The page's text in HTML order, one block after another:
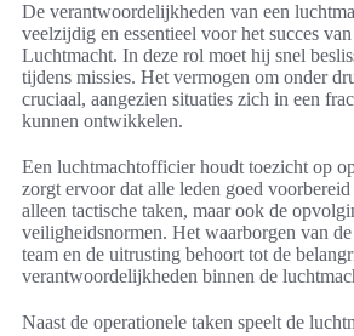
De verantwoordelijkheden van een
veelzijdig en essentieel voor het succes
Luchtmacht. In deze rol moet hij snel
tijdens missies. Het vermogen om onder
cruciaal, aangezien situaties zich in een
kunnen ontwikkelen.
Een luchtmachtofficier houdt toezicht op
zorgt ervoor dat alle leden goed
alleen tactische taken, maar ook de
veiligheidsnormen. Het waarborgen van
team en de uitrusting behoort tot de
verantwoordelijkheden binnen de
Naast de operationele taken speelt de